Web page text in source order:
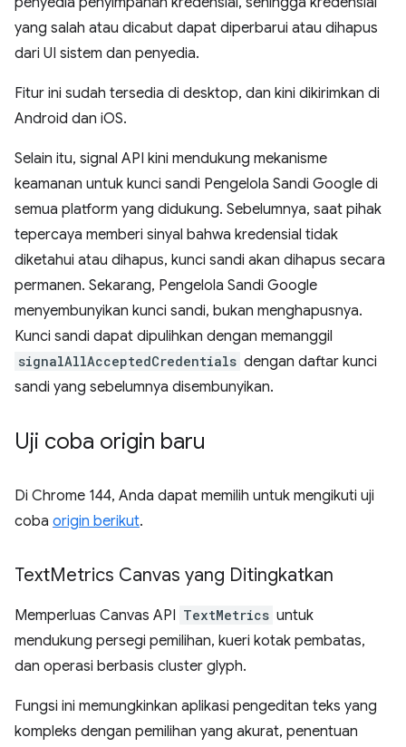
yang salah atau dicabut dapat diperbarui atau dihapus
dari UI sistem dan penyedia.
Fitur ini sudah tersedia di desktop, dan kini dikirimkan di
Android dan iOS.
Selain itu, signal API kini mendukung mekanisme
keamanan untuk kunci sandi Pengelola Sandi Google di
semua platform yang didukung. Sebelumnya, saat pihak
tepercaya memberi sinyal bahwa kredensial tidak
diketahui atau dihapus, kunci sandi akan dihapus secara
permanen. Sekarang, Pengelola Sandi Google
menyembunyikan kunci sandi, bukan menghapusnya.
Kunci sandi dapat dipulihkan dengan memanggil
signalAllAcceptedCredentials dengan daftar kunci
sandi yang sebelumnya disembunyikan.
Uji coba origin baru
Di Chrome 144, Anda dapat memilih untuk mengikuti uji
coba origin berikut.
TextMetrics Canvas yang Ditingkatkan
Memperluas Canvas API TextMetrics untuk
mendukung persegi pemilihan, kueri kotak pembatas,
dan operasi berbasis cluster glyph.
Fungsi ini memungkinkan aplikasi pengeditan teks yang
kompleks dengan pemilihan yang akurat, penentuan